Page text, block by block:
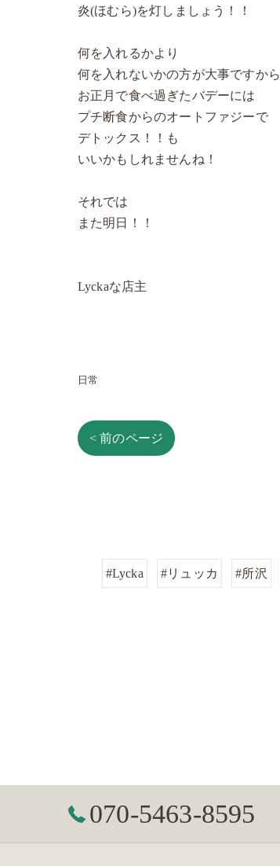
炎(ほむら)を灯しましょう！！
何を入れるかより
何を入れないかの方が大事ですから
お正月で食べ過ぎたバデーには
プチ断食からのオートファジーで
デトックス！！も
いいかもしれませんね！
それでは
また明日！！
Lyckaな店主
日常
< 前のページ
#Lycka #リュッカ #所沢
070-5463-8595